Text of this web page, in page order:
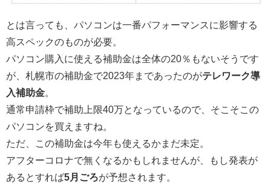
とは言っても、パソコンは一番パフォーマンスに影響する
高スペックのものが必要。
パソコン購入に使える補助金は全体の20％もないそうです
が、札幌市の補助金で2023年まであったのがテレワーク導
入補助金。
通常申請枠で補助上限40万となっているので、そこそこの
パソコンを買えますね。
ただ、この補助金は今年も使えるかまだ未定。
アフターコロナで無くなるかもしれませんが、もし発表が
あるとすれば5月ごろが予想されます。